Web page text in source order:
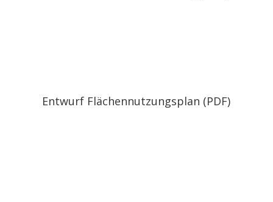
Entwurf Flächennutzungsplan (PDF)